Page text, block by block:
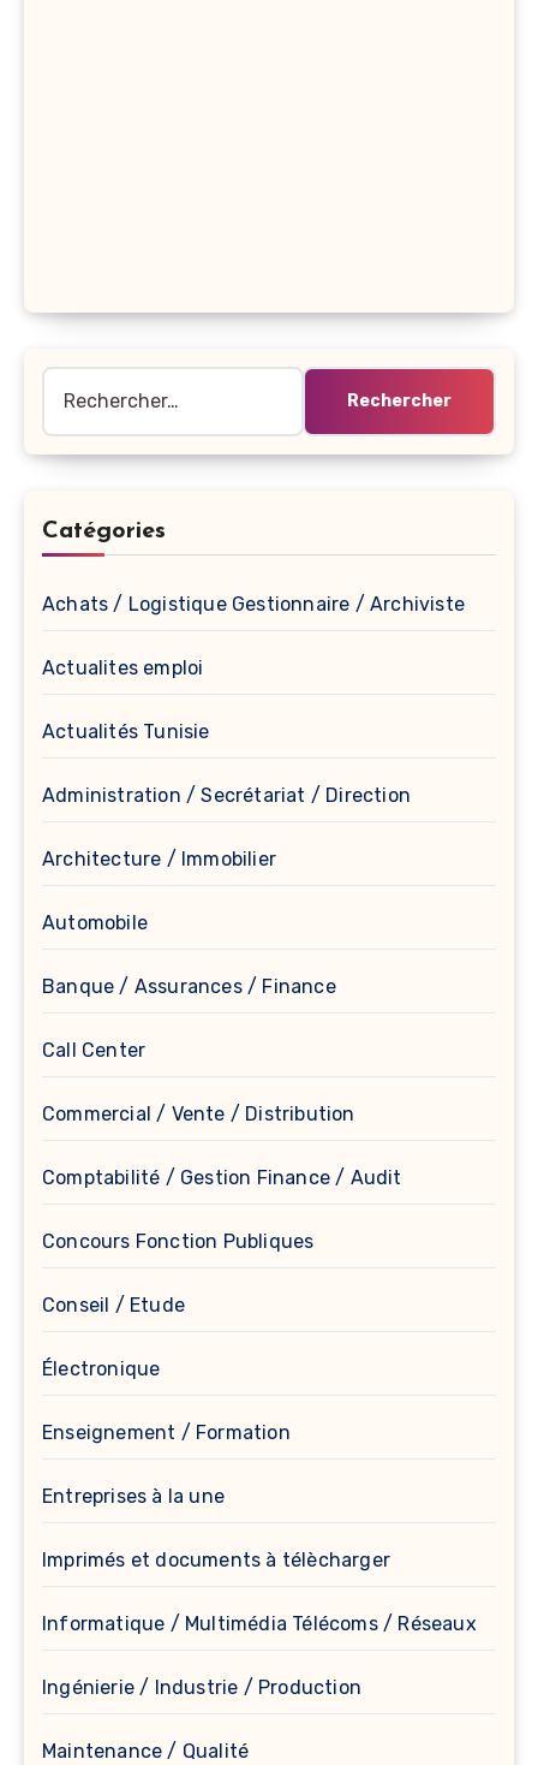
Catégories
Achats / Logistique Gestionnaire / Archiviste
Actualites emploi
Actualités Tunisie
Administration / Secrétariat / Direction
Architecture / Immobilier
Automobile
Banque / Assurances / Finance
Call Center
Commercial / Vente / Distribution
Comptabilité / Gestion Finance / Audit
Concours Fonction Publiques
Conseil / Etude
Électronique
Enseignement / Formation
Entreprises à la une
Imprimés et documents à télècharger
Informatique / Multimédia Télécoms / Réseaux
Ingénierie / Industrie / Production
Maintenance / Qualité